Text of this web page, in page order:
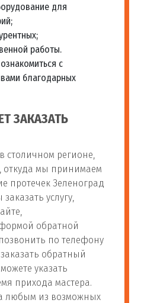
для
работы.
с
благодарных
ЗАКАЗАТЬ
столичном регионе,
откуда мы принимаем
протечек Зеленоград
услугу,
обратной
по телефону
обратный
указать
прихода мастера.
любым из возможных